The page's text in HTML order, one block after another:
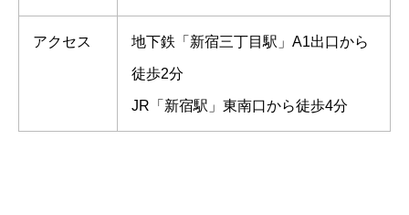
アクセス 地下鉄「新宿三丁目駅」A1出口から
徒歩2分
JR「新宿駅」東南口から徒歩4分